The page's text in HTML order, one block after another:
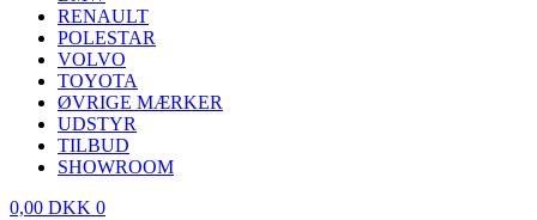
RENAULT
POLESTAR
VOLVO
TOYOTA
ØVRIGE MÆRKER
UDSTYR
TILBUD
SHOWROOM
0,00 DKK 0